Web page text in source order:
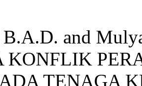
B.A.D. and
KONFLIK
TENAGA